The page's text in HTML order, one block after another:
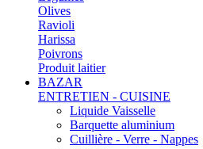
Olives
Ravioli
Harissa
Poivrons
Produit laitier
BAZAR
ENTRETIEN - CUISINE
Liquide Vaisselle
Barquette aluminium
Cuillière - Verre - Nappes